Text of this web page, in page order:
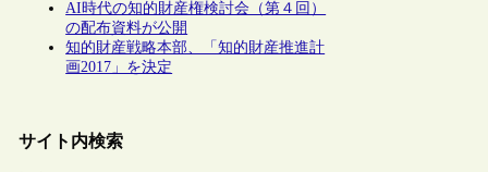
AI時代の知的財産権検討会（第４回）
の配布資料が公開
知的財産戦略本部、「知的財産推進計
画2017」を決定
サイト内検索